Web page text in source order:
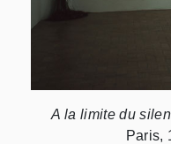
A la limite du
Paris,